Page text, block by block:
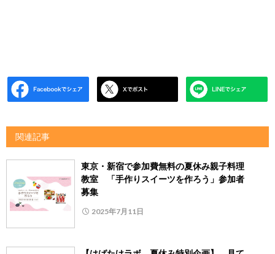
関連記事
東京・新宿で参加費無料の夏休み親子料理
教室 「手作りスイーツを作ろう」参加者
募集
2025年7月11日